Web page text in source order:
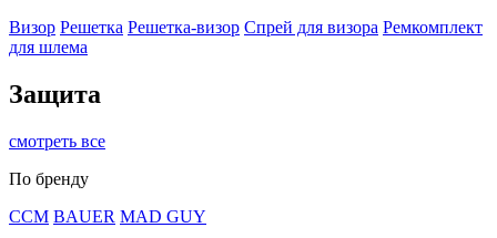
Визор Решетка Решетка-визор Спрей для визора Ремкомплект
для шлема
Защита
смотреть все
По бренду
CCM BAUER MAD GUY